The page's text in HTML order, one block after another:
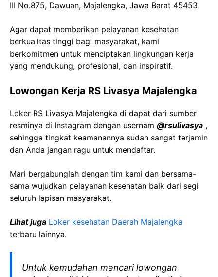
III No.875, Dawuan, Majalengka, Jawa Barat 45453
Agar dapat memberikan pelayanan kesehatan
berkualitas tinggi bagi masyarakat, kami
berkomitmen untuk menciptakan lingkungan kerja
yang mendukung, profesional, dan inspiratif.
Lowongan Kerja RS Livasya Majalengka
Loker RS Livasya Majalengka di dapat dari sumber
resminya di Instagram dengan usernam @rsulivasya ,
sehingga tingkat keamanannya sudah sangat terjamin
dan Anda jangan ragu untuk mendaftar.
Mari bergabunglah dengan tim kami dan bersama-
sama wujudkan pelayanan kesehatan baik dari segi
seluruh lapisan masyarakat.
Lihat juga Loker kesehatan Daerah Majalengka
terbaru lainnya.
Untuk kemudahan mencari lowongan